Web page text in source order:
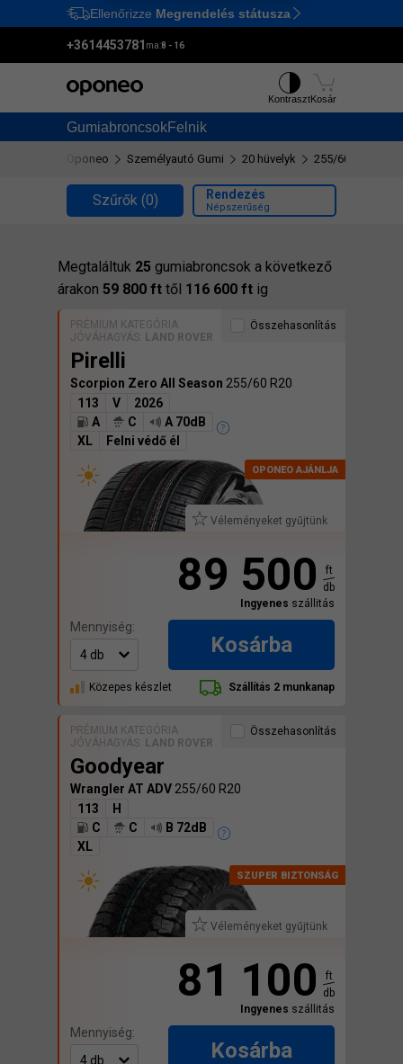
Ctrl M
Ellenőrizze Megrendelés státusza
+3614453781 ma:8 - 16
GumiabroncsokFelnik
KontrasztKosár
Oponeo Személyautó Gumi 20 hüvelyk 255/60 R20
Szűrők (0)
Megtaláltuk 25 gumiabroncsok a következő
árakon 59 800 ft től 116 600 ft ig
Rendezés
Népszerűség
PRÉMIUM KATEGÓRIA
JÓVÁHAGYÁS:
LAND ROVER
Pirelli
Scorpion Zero All Season 255/60 R20
113
V
2026
A
C
A 70dB
XL
Felni védő él
Véleményeket gyűjtünk
Összehasonlítás
89 500
ft
db
Ingyenes szállitás
Mennyiség:
Kosárba
Közepes készlet Szállítás 2 munkanap
PRÉMIUM KATEGÓRIA
JÓVÁHAGYÁS: LAND ROVER
Goodyear
Wrangler AT ADV 255/60 R20
113
H
C
C
B 72dB
XL
Véleményeket gyűjtünk
Összehasonlítás
81 100
ft
db
Ingyenes szállitás
Mennyiség:
Kosárba